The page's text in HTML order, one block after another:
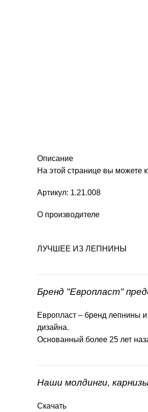
Описание
На этой странице вы можете
Артикул: 1.21.008
О производителе
ЛУЧШЕЕ ИЗ ЛЕПНИНЫ
Бренд "Европласт"
Европласт – бренд лепнины и
дизайна.
Основанный более 25 лет
Наши молдинги,
Скачать